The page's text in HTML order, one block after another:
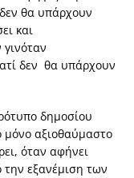
θα υπάρχουν
και
δεν θα υπάρχουν
δημοσίου
αξιοθαύμαστο
όταν αφήνει
εξανέμιση των